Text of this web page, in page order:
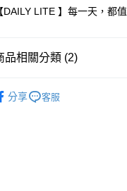
每筆NT$100，滿NT$888(含
筆NT$100，滿NT$888(含以
筆NT$100，滿NT$888(含
【DAILY LITE 】每一天，都
品相關分類 (2)
分享 客服